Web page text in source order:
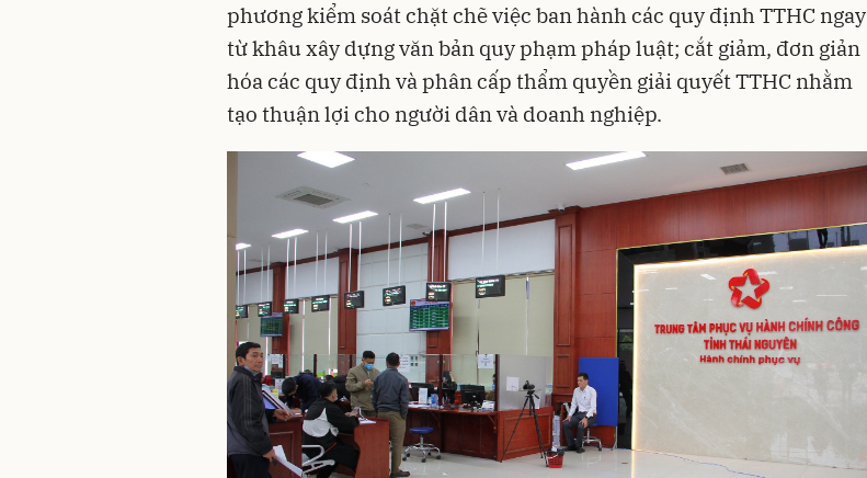
phương kiểm soát chặt chẽ việc ban hành các quy định TTHC ngay
từ khâu xây dựng văn bản quy phạm pháp luật; cắt giảm, đơn giản
hóa các quy định và phân cấp thẩm quyền giải quyết TTHC nhằm
tạo thuận lợi cho người dân và doanh nghiệp.